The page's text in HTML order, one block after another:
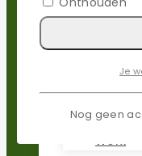
Populaire
Kress
Stihl
Worx
Je
Nog geen